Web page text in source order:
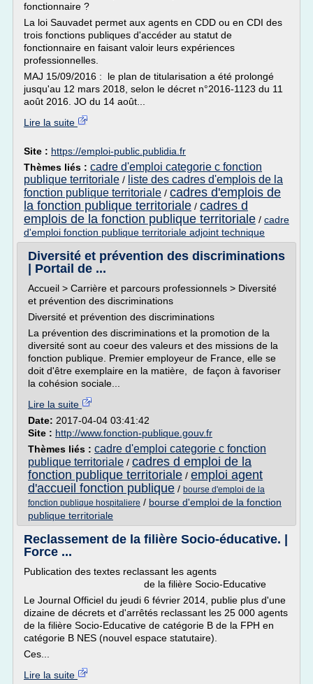
fonctionnaire ?
La loi Sauvadet permet aux agents en CDD ou en CDI des
trois fonctions publiques d'accéder au statut de
fonctionnaire en faisant valoir leurs expériences
professionnelles.
MAJ 15/09/2016 : le plan de titularisation a été prolongé
jusqu'au 12 mars 2018, selon le décret n°2016-1123 du 11
août 2016. JO du 14 août...
Lire la suite
Site : https://emploi-public.publidia.fr
Thèmes liés : cadre d'emploi categorie c fonction
publique territoriale / liste des cadres d'emplois de la
fonction publique territoriale / cadres d'emplois de
la fonction publique territoriale / cadres d
emplois de la fonction publique territoriale / cadre
d'emploi fonction publique territoriale adjoint technique
Diversité et prévention des discriminations
| Portail de ...
Accueil > Carrière et parcours professionnels > Diversité
et prévention des discriminations
Diversité et prévention des discriminations
La prévention des discriminations et la promotion de la
diversité sont au coeur des valeurs et des missions de la
fonction publique. Premier employeur de France, elle se
doit d'être exemplaire en la matière, de façon à favoriser
la cohésion sociale...
Lire la suite
Date: 2017-04-04 03:41:42
Site : http://www.fonction-publique.gouv.fr
Thèmes liés : cadre d'emploi categorie c fonction
publique territoriale / cadres d emploi de la
fonction publique territoriale / emploi agent
d'accueil fonction publique / bourse d'emploi de la
fonction publique hospitaliere / bourse d'emploi de la fonction
publique territoriale
Reclassement de la filière Socio-éducative. |
Force ...
Publication des textes reclassant les agents
de la filière Socio-Educative
Le Journal Officiel du jeudi 6 février 2014, publie plus d'une
dizaine de décrets et d'arrêtés reclassant les 25 000 agents
de la filière Socio-Educative de catégorie B de la FPH en
catégorie B NES (nouvel espace statutaire).
Ces...
Lire la suite